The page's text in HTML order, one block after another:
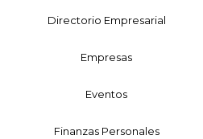
Directorio Empresarial
Empresas
Eventos
Finanzas Personales